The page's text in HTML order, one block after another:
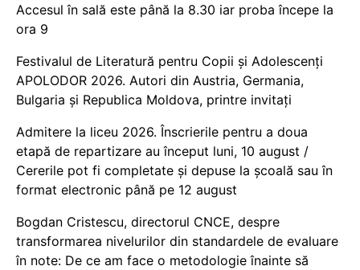
Accesul în sală este până la 8.30 iar proba începe la
ora 9
Festivalul de Literatură pentru Copii și Adolescenți
APOLODOR 2026. Autori din Austria, Germania,
Bulgaria și Republica Moldova, printre invitați
Admitere la liceu 2026. Înscrierile pentru a doua
etapă de repartizare au început luni, 10 august /
Cererile pot fi completate și depuse la școală sau în
format electronic până pe 12 august
Bogdan Cristescu, directorul CNCE, despre
transformarea nivelurilor din standardele de evaluare
în note: De ce am face o metodologie înainte să